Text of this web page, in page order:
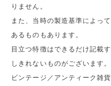
りません。
また、当時の製造基準によっ
あるものもあります。
目立つ特徴はできるだけ記載
しきれないものがございます。
ビンテージ／アンティーク雑